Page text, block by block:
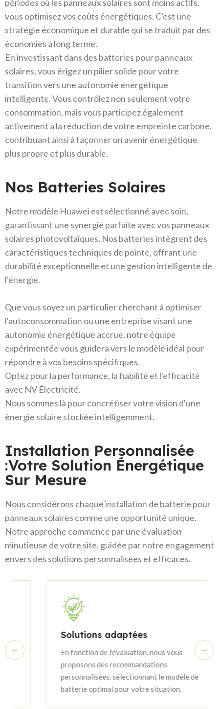
périodes où les panneaux solaires sont moins actifs,
vous optimisez vos coûts énergétiques. C'est une
stratégie économique et durable qui se traduit par des
économies à long terme.
En investissant dans des batteries pour panneaux
solaires, vous érigez un pilier solide pour votre
transition vers une autonomie énergétique
intelligente. Vous contrôlez non seulement votre
consommation, mais vous participez également
activement à la réduction de votre empreinte carbone,
contribuant ainsi à façonner un avenir énergétique
plus propre et plus durable.
Nos Batteries Solaires
Notre modèle Huawei est sélectionné avec soin,
garantissant une synergie parfaite avec vos panneaux
solaires photovoltaïques. Nos batteries intègrent des
caractéristiques techniques de pointe, offrant une
durabilité exceptionnelle et une gestion intelligente de
l'énergie.
Que vous soyez un particulier cherchant à optimiser
l'autoconsommation ou une entreprise visant une
autonomie énergétique accrue, notre équipe
expérimentée vous guidera vers le modèle idéal pour
répondre à vos besoins spécifiques.
Optez pour la performance, la fiabilité et l'efficacité
avec NV Électricité.
Nous sommes là pour concrétiser votre vision d'une
énergie solaire stockée intelligemment.
Installation Personnalisée
:Votre Solution Énergétique
Sur Mesure
Nous considérons chaque installation de batterie pour
panneaux solaires comme une opportunité unique.
Notre approche commence par une évaluation
minutieuse de votre site, guidée par notre engagement
envers des solutions personnalisées et efficaces.
Solutions adaptées
En fonction de l'évaluation, nous vous
proposons des recommandations
personnalisées, sélectionnant le modèle de
batterie optimal pour votre situation.